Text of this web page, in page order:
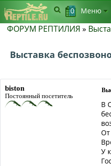
ФОРУМ РЕПТИЛИЯ »
Выставка
biston
Постоянный посетитель
В
От
У
0 Меню